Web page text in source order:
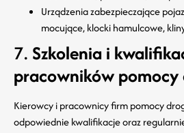
Urządzenia zabezpieczające
mocujące, klocki hamulcowe,
7. Szkolenia i
pracowników pomocy
Kierowcy i pracownicy firm pomocy
odpowiednie kwalifikacje oraz